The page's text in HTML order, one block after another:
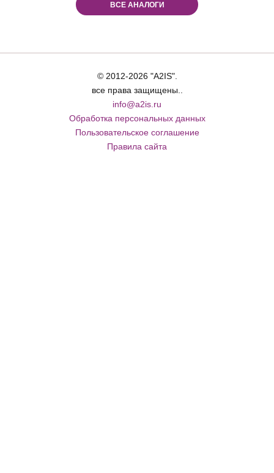
ВСЕ АНАЛОГИ
© 2012-2026 "A2IS".
все права защищены..
info@a2is.ru
Обработка персональных данных
Пользовательское соглашение
Правила сайта